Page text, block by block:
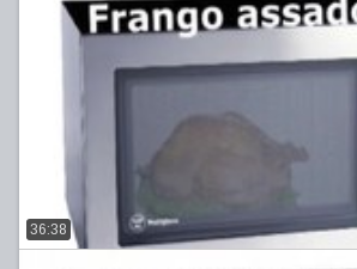
36:38